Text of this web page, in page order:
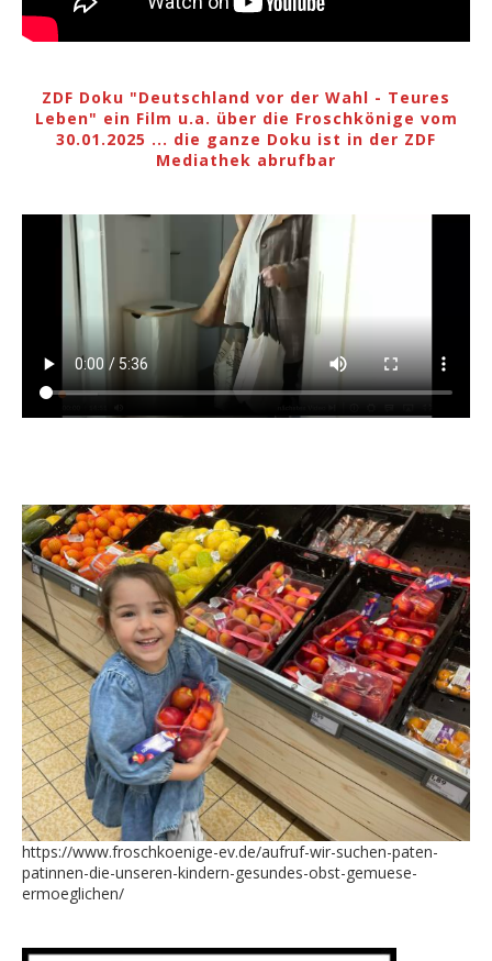
ZDF Doku "Deutschland vor der Wahl - Teures
Leben" ein Film u.a. über die Froschkönige vom
30.01.2025 ... die ganze Doku ist in der ZDF
Mediathek abrufbar
https://www.froschkoenige-ev.de/aufruf-wir-suchen-paten-
patinnen-die-unseren-kindern-gesundes-obst-gemuese-
ermoeglichen/